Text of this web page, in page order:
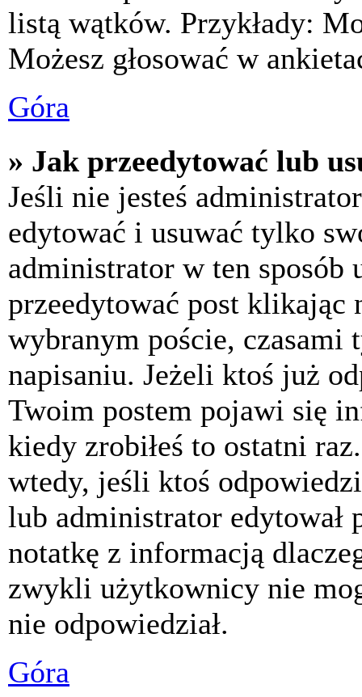
listą wątków. Przykłady:
Możesz głosować w
Góra
» Jak przeedytować lub
Jeśli nie jesteś
edytować i usuwać tylko
administrator w ten sposób
przeedytować post klikając
wybranym poście, czasami
napisaniu. Jeżeli ktoś już
Twoim postem pojawi się
kiedy zrobiłeś to ostatni
wtedy, jeśli ktoś
lub administrator edytował
notatkę z informacją
zwykli użytkownicy nie
nie odpowiedział.
Góra